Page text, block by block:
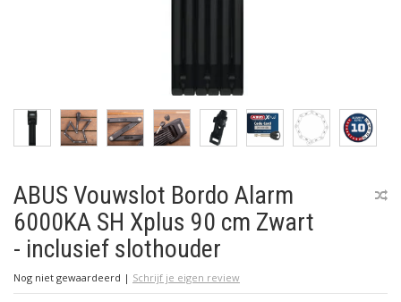
ABUS Vouwslot Bordo Alarm
6000KA SH Xplus 90 cm Zwart
- inclusief slothouder
Nog niet gewaardeerd | Schrijf je eigen review